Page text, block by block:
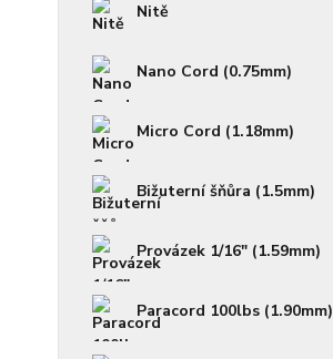
Nitě
Nano Cord (0.75mm)
Micro Cord (1.18mm)
Bižuterní šňůra (1.5mm)
Provázek 1/16" (1.59mm)
Paracord 100lbs (1.90mm)